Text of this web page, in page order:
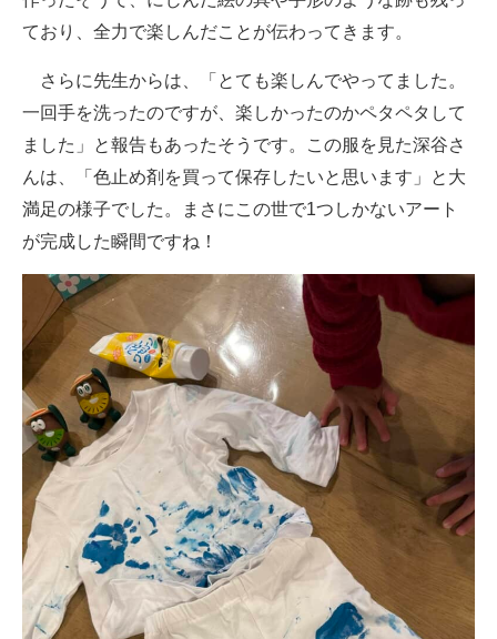
ており、全力で楽しんだことが伝わってきます。
さらに先生からは、「とても楽しんでやってました。
一回手を洗ったのですが、楽しかったのかペタペタして
ました」と報告もあったそうです。この服を見た深谷さ
んは、「色止め剤を買って保存したいと思います」と大
満足の様子でした。まさにこの世で1つしかないアート
が完成した瞬間ですね！